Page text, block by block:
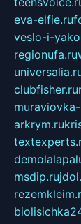
eva-elfie.ru
veslo-i-
regionufa.ru
clubfisher.ru
arkrym.ru
msdip.ru